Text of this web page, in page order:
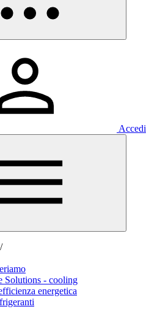
Accedi
/
Solutions - cooling
energetica